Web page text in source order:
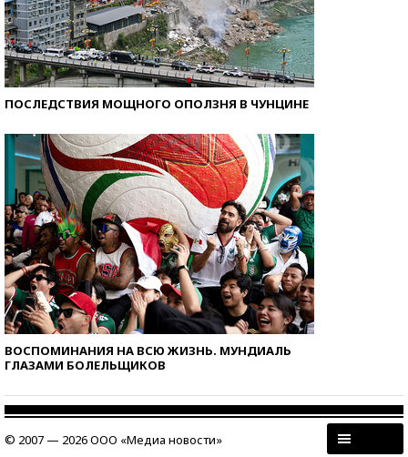
ПОСЛЕДСТВИЯ МОЩНОГО ОПОЛЗНЯ В ЧУНЦИНЕ
ВОСПОМИНАНИЯ НА ВСЮ ЖИЗНЬ. МУНДИАЛЬ
ГЛАЗАМИ БОЛЕЛЬЩИКОВ
© 2007 — 2026 ООО «Медиа новости»